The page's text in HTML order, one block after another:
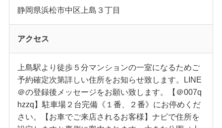
静岡県浜松市中区上島３丁目
アクセス
上島駅より徒歩５分マンションの一室になるためご
予約確定次第詳しい住所をお知らせ致します。LINE
＠の登録後メッセージをお願い致します。【＠007q
hzzq】駐車場２台完備《１番、２番》にお停めくだ
さい。【お車でご来店されるお客様】ナビで住所を